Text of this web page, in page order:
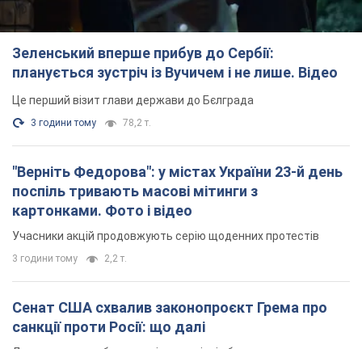
Зеленський вперше прибув до Сербії:
планується зустріч із Вучичем і не лише. Відео
Це перший візит глави держави до Бєлграда
3 години тому 78,2 т.
"Верніть Федорова": у містах України 23-й день
поспіль тривають масові мітинги з
картонками. Фото і відео
Учасники акцій продовжують серію щоденних протестів
3 години тому 2,2 т.
Сенат США схвалив законопроєкт Грема про
санкції проти Росії: що далі